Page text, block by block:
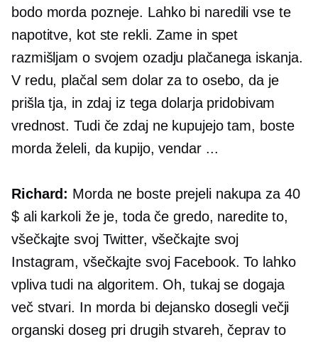
bodo morda pozneje. Lahko bi naredili vse te
napotitve, kot ste rekli. Zame in spet
razmišljam o svojem ozadju plačanega iskanja.
V redu, plačal sem dolar za to osebo, da je
prišla tja, in zdaj iz tega dolarja pridobivam
vrednost. Tudi če zdaj ne kupujejo tam, boste
morda želeli, da kupijo, vendar ...
Richard: Morda ne boste prejeli nakupa za 40
$ ali karkoli že je, toda če gredo, naredite to,
všečkajte svoj Twitter, všečkajte svoj
Instagram, všečkajte svoj Facebook. To lahko
vpliva tudi na algoritem. Oh, tukaj se dogaja
več stvari. In morda bi dejansko dosegli večji
organski doseg pri drugih stvareh, čeprav to